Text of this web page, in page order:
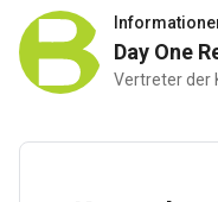
Day One
Vertreter der